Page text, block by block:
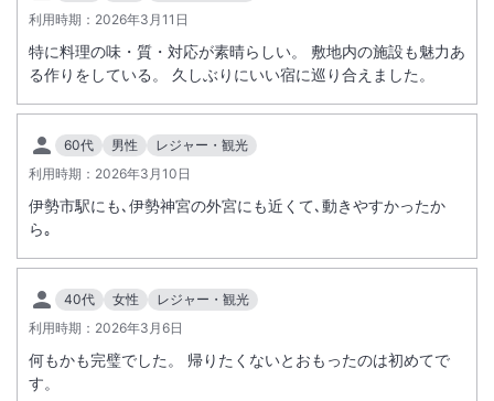
利用時期： 2026年3月11日
特に料理の味・質・対応が素晴らしい。 敷地内の施設も魅力あ
る作りをしている。 久しぶりにいい宿に巡り合えました。
60代 男性
レジャー・観光
利用時期： 2026年3月10日
伊勢市駅にも､伊勢神宮の外宮にも近くて､動きやすかったか
ら｡
40代 女性
レジャー・観光
利用時期： 2026年3月6日
何もかも完璧でした。 帰りたくないとおもったのは初めてで
す。